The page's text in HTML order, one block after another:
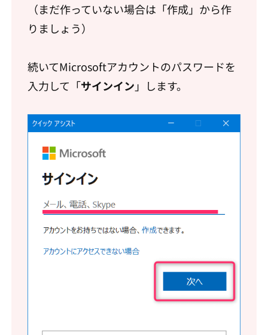
（まだ作っていない場合は「作成」から作
りましょう）
続いてMicrosoftアカウントのパスワードを
入力して「サインイン 」します。